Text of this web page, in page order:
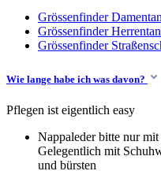
Grössenfinder
Grössenfinder
Grössenfinder
Wie lange habe ich was davon?
Pflegen ist eigentlich easy
Nappaleder bitte nur
Gelegentlich mit
und bürsten